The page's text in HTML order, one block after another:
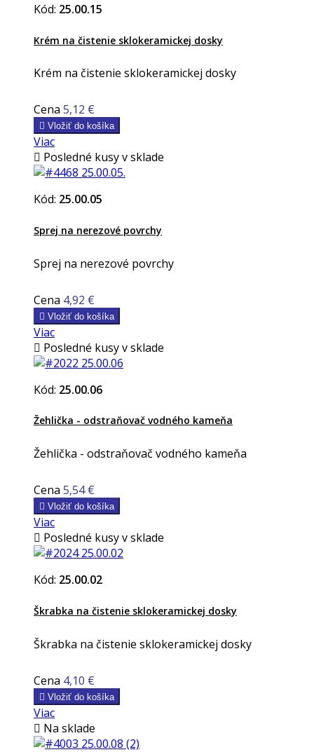
Kód: 25.00.15
Krém na čistenie sklokeramickej dosky
Krém na čistenie sklokeramickej dosky
Cena 5,12 €
 Vložiť do košíka
Viac
 Posledné kusy v sklade
Kód: 25.00.05
Sprej na nerezové povrchy
Sprej na nerezové povrchy
Cena 4,92 €
 Vložiť do košíka
Viac
 Posledné kusy v sklade
Kód: 25.00.06
Žehlička - odstraňovač vodného kameňa
Žehlička - odstraňovač vodného kameňa
Cena 5,54 €
 Vložiť do košíka
Viac
 Posledné kusy v sklade
Kód: 25.00.02
Škrabka na čistenie sklokeramickej dosky
Škrabka na čistenie sklokeramickej dosky
Cena 4,10 €
 Vložiť do košíka
Viac
 Na sklade